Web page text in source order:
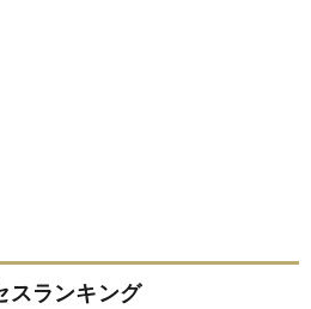
スランキング